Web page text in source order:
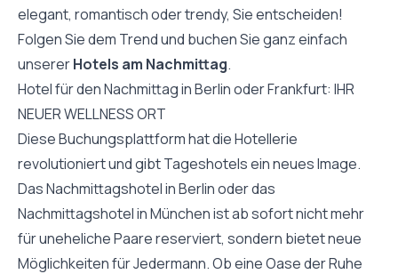
elegant, romantisch oder trendy, Sie entscheiden!
Folgen Sie dem Trend und buchen Sie ganz einfach
unsererHotels am Nachmittag.
Hotel für den Nachmittag in Berlin oder Frankfurt: IHR
NEUER WELLNESS ORT
Diese Buchungsplattform hat die Hotellerie
revolutioniert und gibt Tageshotels ein neues Image.
Das Nachmittagshotel in Berlin oder das
Nachmittagshotel in München ist ab sofort nicht mehr
für uneheliche Paare reserviert, sondern bietet neue
Möglichkeiten für Jedermann. Ob eine Oase der Ruhe